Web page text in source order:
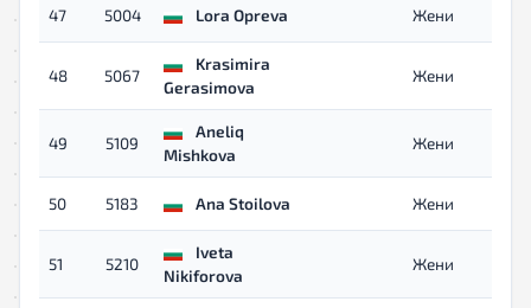
47 5004 Lora Opreva Жени
48 5067
Krasimira
Gerasimova
Жени
49 5109
Aneliq
Mishkova
Жени
50 5183 Ana Stoilova Жени
51 5210
Iveta
Nikiforova
Жени